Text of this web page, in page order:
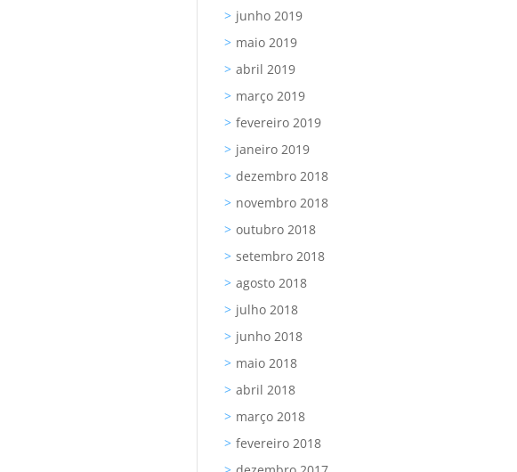
junho 2019
maio 2019
abril 2019
março 2019
fevereiro 2019
janeiro 2019
dezembro 2018
novembro 2018
outubro 2018
setembro 2018
agosto 2018
julho 2018
junho 2018
maio 2018
abril 2018
março 2018
fevereiro 2018